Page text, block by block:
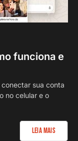
funciona e
sua conta
no celular e o
Leia Mais